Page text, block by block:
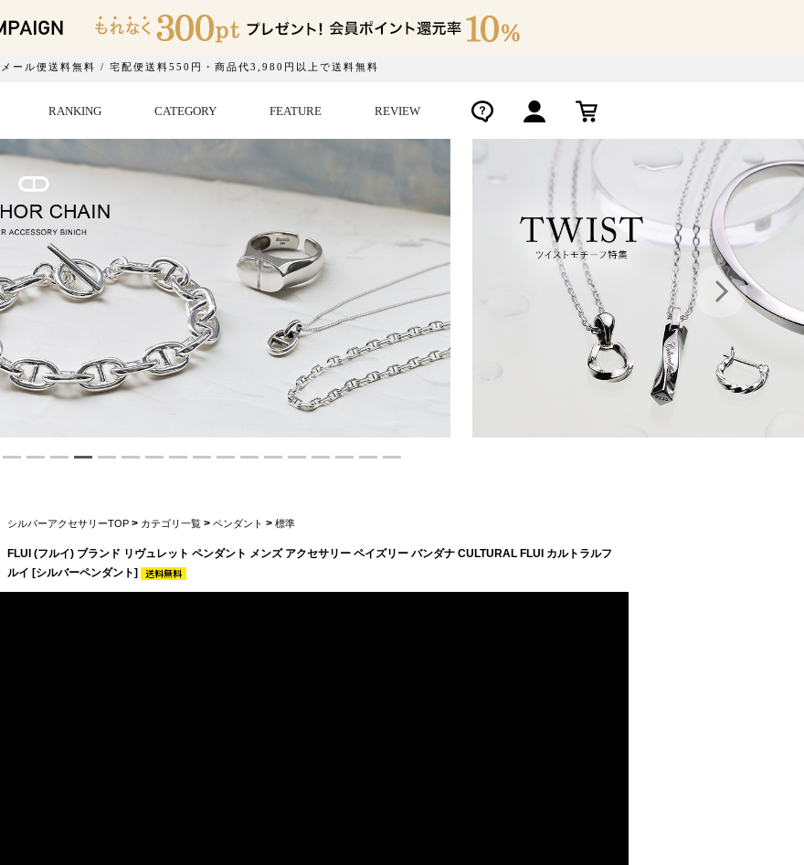
シルバーアクセサリーTOP > カテゴリ一覧 > ペンダント > 標準
FLUI (フルイ) ブランド リヴュレット ペンダント メンズ アクセサリー ペイズリー バンダナ CULTURAL FLUI カルトラルフ
ルイ [シルバーペンダント]